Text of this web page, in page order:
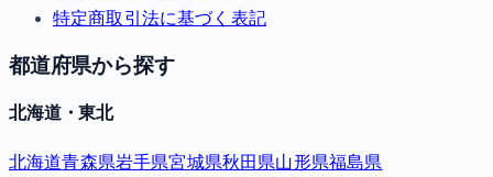
特定商取引法に基づく表記
都道府県から探す
北海道・東北
北海道青森県岩手県宮城県秋田県山形県福島県